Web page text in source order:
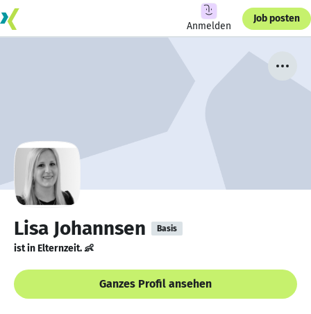
Anmelden
Job posten
Lisa Johannsen Basis
ist in Elternzeit. 👶
Ganzes Profil ansehen